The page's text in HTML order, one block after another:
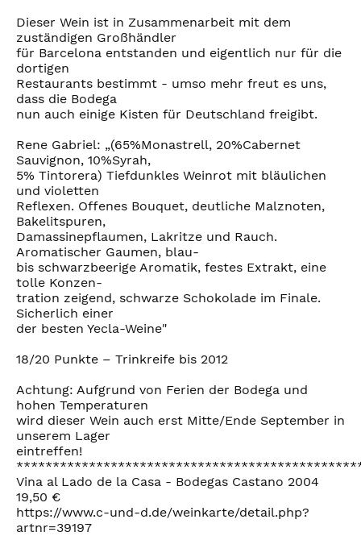
Dieser Wein ist in Zusammenarbeit mit dem
zuständigen Großhändler
für Barcelona entstanden und eigentlich nur für die
dortigen
Restaurants bestimmt - umso mehr freut es uns,
dass die Bodega
nun auch einige Kisten für Deutschland freigibt.
Rene Gabriel: „(65%Monastrell, 20%Cabernet
Sauvignon, 10%Syrah,
5% Tintorera) Tiefdunkles Weinrot mit bläulichen
und violetten
Reflexen. Offenes Bouquet, deutliche Malznoten,
Bakelitspuren,
Damassinepflaumen, Lakritze und Rauch.
Aromatischer Gaumen, blau-
bis schwarzbeerige Aromatik, festes Extrakt, eine
tolle Konzen-
tration zeigend, schwarze Schokolade im Finale.
Sicherlich einer
der besten Yecla-Weine"
18/20 Punkte – Trinkreife bis 2012
Achtung: Aufgrund von Ferien der Bodega und
hohen Temperaturen
wird dieser Wein auch erst Mitte/Ende September in
unserem Lager
eintreffen!
Vina al Lado de la Casa - Bodegas Castano 2004
19,50 €
https://www.c-und-d.de/weinkarte/detail.php?
artnr=39197